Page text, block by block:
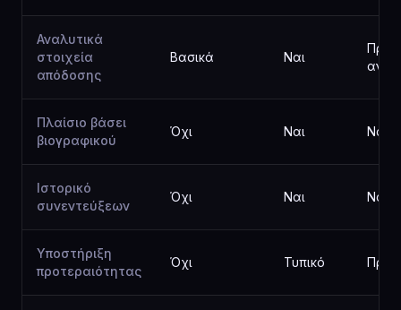
Αναλυτικά
στοιχεία
απόδοσης
Βασικά Ναι
Πλαίσιο βάσει
βιογραφικού
Όχι Ναι Ναι
Ιστορικό
συνεντεύξεων
Όχι Ναι Ναι
Υποστήριξη
προτεραιότητας
Όχι Τυπικό